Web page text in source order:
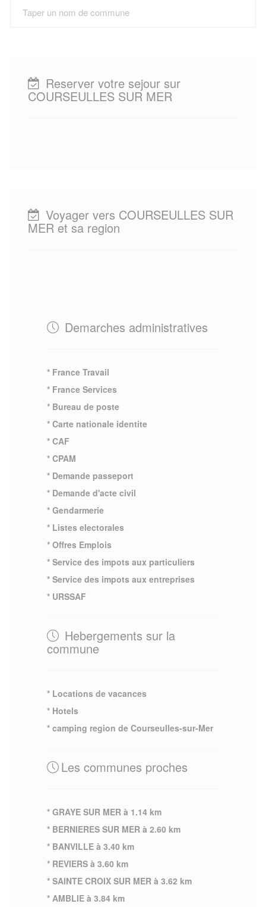
Reserver votre sejour sur
COURSEULLES SUR MER
Voyager vers COURSEULLES SUR
MER et sa region
Demarches administratives
* France Travail
* France Services
* Bureau de poste
* Carte nationale identite
* CAF
* CPAM
* Demande passeport
* Demande d'acte civil
* Gendarmerie
* Listes electorales
* Offres Emplois
* Service des impots aux particuliers
* Service des impots aux entreprises
* URSSAF
Hebergements sur la
commune
* Locations de vacances
* Hotels
* camping region de Courseulles-sur-Mer
Les communes proches
* GRAYE SUR MER à 1.14 km
* BERNIERES SUR MER à 2.60 km
* BANVILLE à 3.40 km
* REVIERS à 3.60 km
* SAINTE CROIX SUR MER à 3.62 km
* AMBLIE à 3.84 km